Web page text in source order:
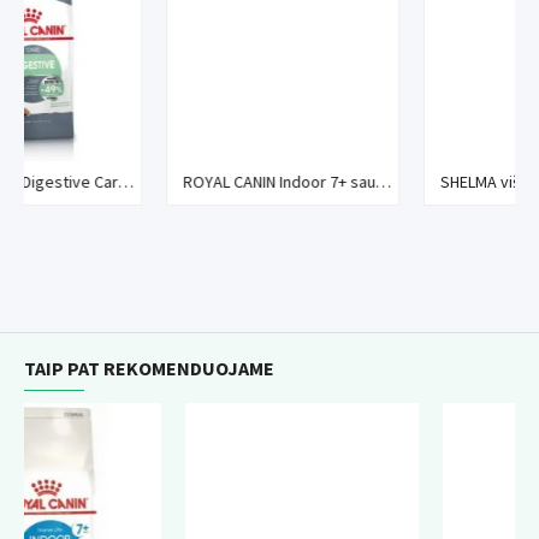
Sudedamosios dalys
Sudėtis:
paukštienos baltymai, kukurūzų miltai, hidrolizuoti gyvūniniai
baltymai, augalinė ląsteliena, gyvūniniai riebalai, sojų aliejus,
runkelių griežiniai, kukurūzų glitimas, mineralai, mielių
gliukozaminas, žuvų taukai, medetkų miltai, hidrolizuotos
kremzlės (chondroitino šaltinis 0.001%).*L.I.P.: labai gerai
virškinami baltymai.
12.5%, žali pelenai 5,8%, žalia ląsteliena 4,2%, linolo rūgštis
3.7%, fosforas 0.6%, EPR+DHR 0.6%, beta karotinas
15mg/kg, likopenas 7mg/kg.
ROYAL CANIN Indoor 7+ sausas pašaras katėms
TAIP PAT REKOMENDUOJAME